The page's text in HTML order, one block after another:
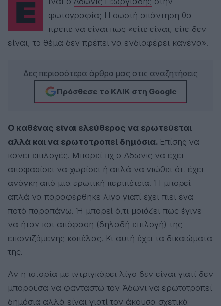
φωτογραφία; Η σωστή απάντηση θα
πρεπε να είναι πως «είτε είναι, είτε δεν
είναι, το θέμα δεν πρέπει να ενδιαφέρει κανένα».
Δες περισσότερα άρθρα μας στις αναζητήσεις
Πρόσθεσε το ΚΛΙΚ στη Google
Ο καθένας είναι ελεύθερος να ερωτεύεται
αλλά και να ερωτοτροπεί δημόσια. Επίσης να
κάνει επιλογές. Μπορεί πχ ο Αδωνις να έχει
αποφασίσει να χωρίσει ή απλά να νιώθει ότι έχει
ανάγκη από μια ερωτική περιπέτεια. Ή μπορεί
απλά να παραφέρθηκε λίγο γιατί έχει πιει ένα
ποτό παραπάνω. Ή μπορεί ό,τι μοιάζει πως έγινε
να ήταν και απόφαση (δηλαδή επιλογή) της
εικονιζόμενης κοπέλας. Κι αυτή έχει τα δικαιώματα
της.
Αν η ιστορία με ιντριγκάρει λίγο δεν είναι γιατί δεν
μπορούσα να φανταστώ τον Άδωνι να ερωτοτροπεί
δημόσια αλλά είναι γιατί τον άκουσα σχετικά
αθλητική εφημερίδα Sportday και στην Alter Ego. Εχει
κυκλοφορήσει ένα βιβλίο με τίτλο «Δυσκολότερο από ένα
μουντιάλ» και απειλεί ότι θα γράψει κι άλλο. Εχει δουλέψει σε
όλα σχεδόν τα τηλεοπτικά κανάλια της χώρας, έχει παίξει σε
Εχει τιμηθεί με το βραβείο του Ιδρύματος Μπότση το 2025-
γιατί έχει μια εξωπραγματική αντοχή στο ποτό. Δεν είναι
παντρεμένος, και ελπίζει ότι δεν έχει παιδιά. Είναι βέβαιος πως
έχει φύλακα Αγγελο. Πιστεύει ότι η ευτυχία βασίζεται στην
ικανότητα να λες ωραία ψέματα, πρώτα από όλα στον εαυτό
σου. Λένε πως έχει ταλέντο στη γκρίνια. Οταν το ακούει